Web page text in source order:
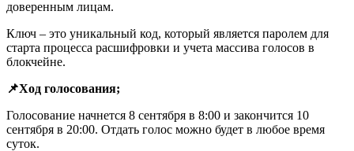
доверенным лицам.
Ключ – это уникальный код, который является паролем для
старта процесса расшифровки и учета массива голосов в
блокчейне.
📌Ход голосования;
Голосование начнется 8 сентября в 8:00 и закончится 10
сентября в 20:00. Отдать голос можно будет в любое время
суток.